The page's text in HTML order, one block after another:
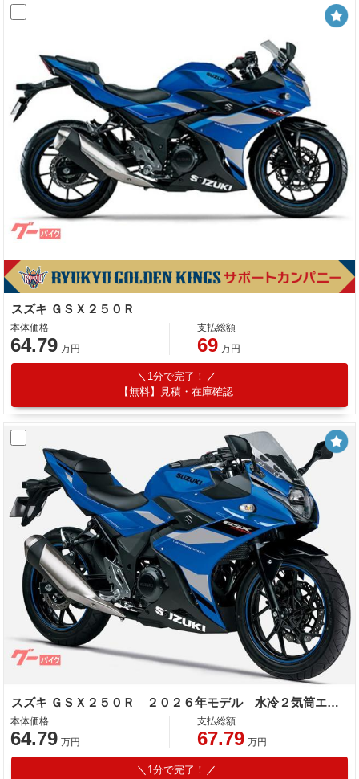
スズキ ＧＳＸ２５０Ｒ
本体価格
64.79 万円
支払総額
69 万円
1分で完了！
【無料】見積・在庫確認
スズキ ＧＳＸ２５０Ｒ ２０２６年モデル 水冷２気筒エンジン
本体価格
64.79 万円
支払総額
67.79 万円
1分で完了！